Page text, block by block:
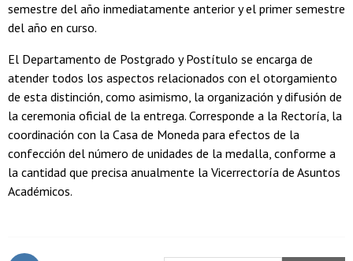
semestre del año inmediatamente anterior y el primer semestre
del año en curso.
El Departamento de Postgrado y Postítulo se encarga de
atender todos los aspectos relacionados con el otorgamiento
de esta distinción, como asimismo, la organización y difusión de
la ceremonia oficial de la entrega. Corresponde a la Rectoría, la
coordinación con la Casa de Moneda para efectos de la
confección del número de unidades de la medalla, conforme a
la cantidad que precisa anualmente la Vicerrectoría de Asuntos
Académicos.